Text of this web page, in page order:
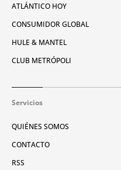
ATLÁNTICO HOY
CONSUMIDOR GLOBAL
HULE & MANTEL
CLUB METRÓPOLI
Servicios
QUIÉNES SOMOS
CONTACTO
RSS